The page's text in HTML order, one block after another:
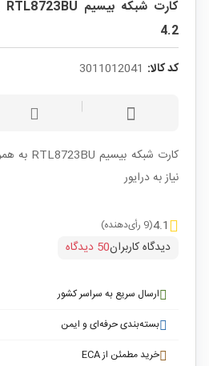
4.2
کد کالا: 3011012041
نیاز به درایور
4.1(9 رأی‌دهنده)
دیدگاه کاربران50 دیدگاه
ارسال سریع به سراسر کشور
بسته‌بندی حرفه‌ای و ایمن
خرید مطمئن از ECA